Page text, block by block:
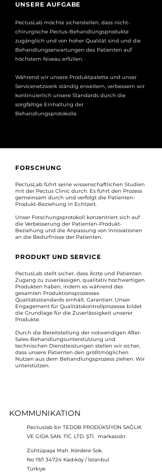
UNSERE AUFGABE
PectusLab möchte sicherstellen, dass nicht-
chirurgische Pectus-Behandlungsprodukte
zugänglich und von hoher Qualität sind und die
Behandlungserwartungen des Patienten auf
höchstem Niveau erfüllen.
Während wir unsere Produktpalette und unser
Servicenetzwerk ständig erweitern, verbessern wir
kontinuierlich unsere Standards durch die
sorgfältige Einhaltung der
Behandlungsprotokolle.
FORSCHUNG
PectusLab führt seine wissenschaftlichen Studien
mit der Pectus Clinic durch. Es führt den Prozess
gemeinsam durch und verfolgt die Patienten-
Produkt-Beziehung in Echtzeit.
Unser Forschungsprotokoll konzentriert sich auf
die Verbesserung der Patienten-Produkt-
Beziehung und die Anpassung von Innovationen
an die Bedürfnisse der Patienten.
PRODUKT UND SERVICE
PectusLab stellt sicher, dass Ärzte und Patienten
Zugang zu zuverlässigen, qualitativ hochwertigen
Produkten haben, indem es während des
gesamten Produktionsprozesses
Qualitätsstandards einhält. Garantien. Unser
Engagement für Qualitätskontrollprozesse bildet
die Grundlage für die Zuverlässigkeit unserer
Produkte.
Durch die Bereitstellung der notwendigen After-
Sales-Behandlungsunterstützung und
technischen Dienstleistungen stellen wir sicher,
dass unsere Patienten den größtmöglichen
Nutzen aus dem Behandlungsprozess ziehen. Wir
unterstützen.
KOMMUNIKATION
Pectuslab bir TEDOB PRODÜKSİYON SAĞLIK
VE GIDA SAN. TİC. LTD. ŞTİ. markasıdır.
Zühtüpaşa Mah. Kördere Sok.
No 19/1 34724 Kadıköy / İstanbul
Türkiye